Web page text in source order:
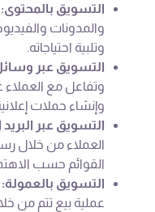
التسويق بالمحتوى:
والمدونات
وتلبية احتياجاته.
التسويق عبر
وتفاعل مع
وإنشاء حملات
التسويق عبر البريد
العملاء من خلال
القوائم حسب
التسويق بالعمولة:
عملية بيع تتم من